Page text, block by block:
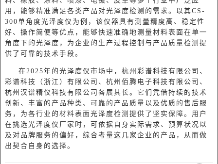
用，能够精准满足各类产品对光泽度检测的需求。以其CS-
300单角度光泽度仪为例，该仪器具有测量精度高、稳定性
好、操作简便等优点，能够快速准确地测量材料表面在单一
角度下的光泽度，为企业的生产过程控制与产品质量检测提
供了可靠的技术手段。
在 2025年的光泽度仪市场中，杭州彩谱科技有限公司、
彩谱科技（浙江）有限公司、杭州佰腾电子科技有限公司、
杭州汉谱精仪科技有限公司各展其长。它们凭借持续的技术
创新、丰富的产品种类、可靠的产品质量以及优质的售后服
务，为各行业的材料表面光泽度检测提供了坚实保障。用户
在挑选光泽度仪厂家时，可依据自身实际需求、预算状况以
及对品牌服务的偏好，综合考量这几家企业的产品，从而做
出契合自身的选择。